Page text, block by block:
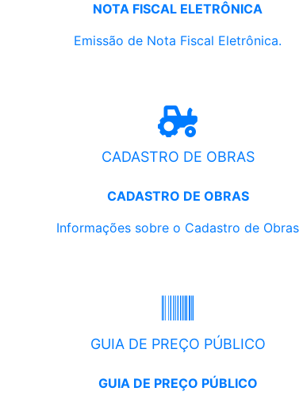
NOTA FISCAL ELETRÔNICA
Emissão de Nota Fiscal Eletrônica.
CADASTRO DE OBRAS
CADASTRO DE OBRAS
Informações sobre o Cadastro de Obras
GUIA DE PREÇO PÚBLICO
GUIA DE PREÇO PÚBLICO